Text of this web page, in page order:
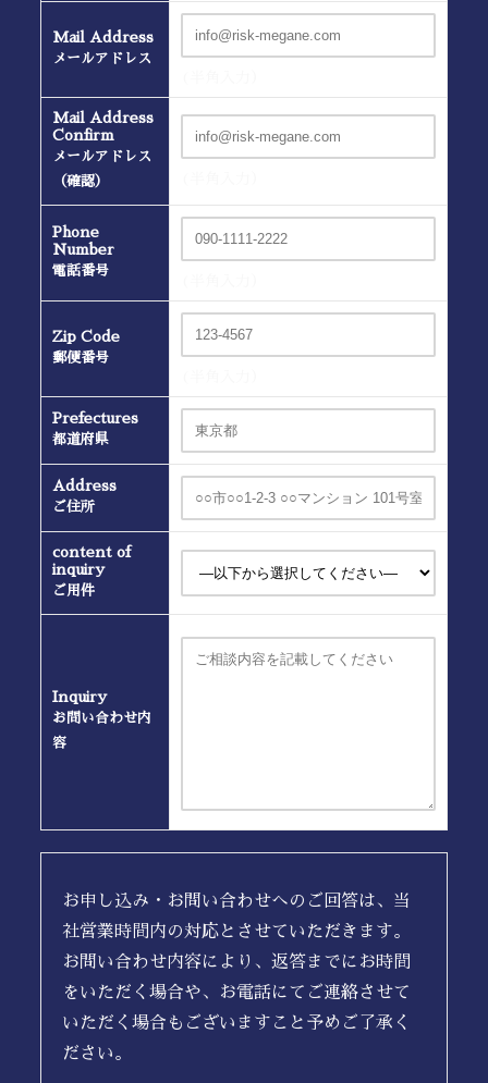
Mail Address
メールアドレス
Mail Address
Confirm
メールアドレス
（確認）
Phone
Number
電話番号
Zip Code
郵便番号
Prefectures
都道府県
Address
ご住所
content of
inquiry
ご用件
Inquiry
お問い合わせ内
容
お申し込み・お問い合わせへのご回答は、当
社営業時間内の対応とさせていただきます。
お問い合わせ内容により、返答までにお時間
をいただく場合や、お電話にてご連絡させて
いただく場合もございますこと予めご了承く
ださい。